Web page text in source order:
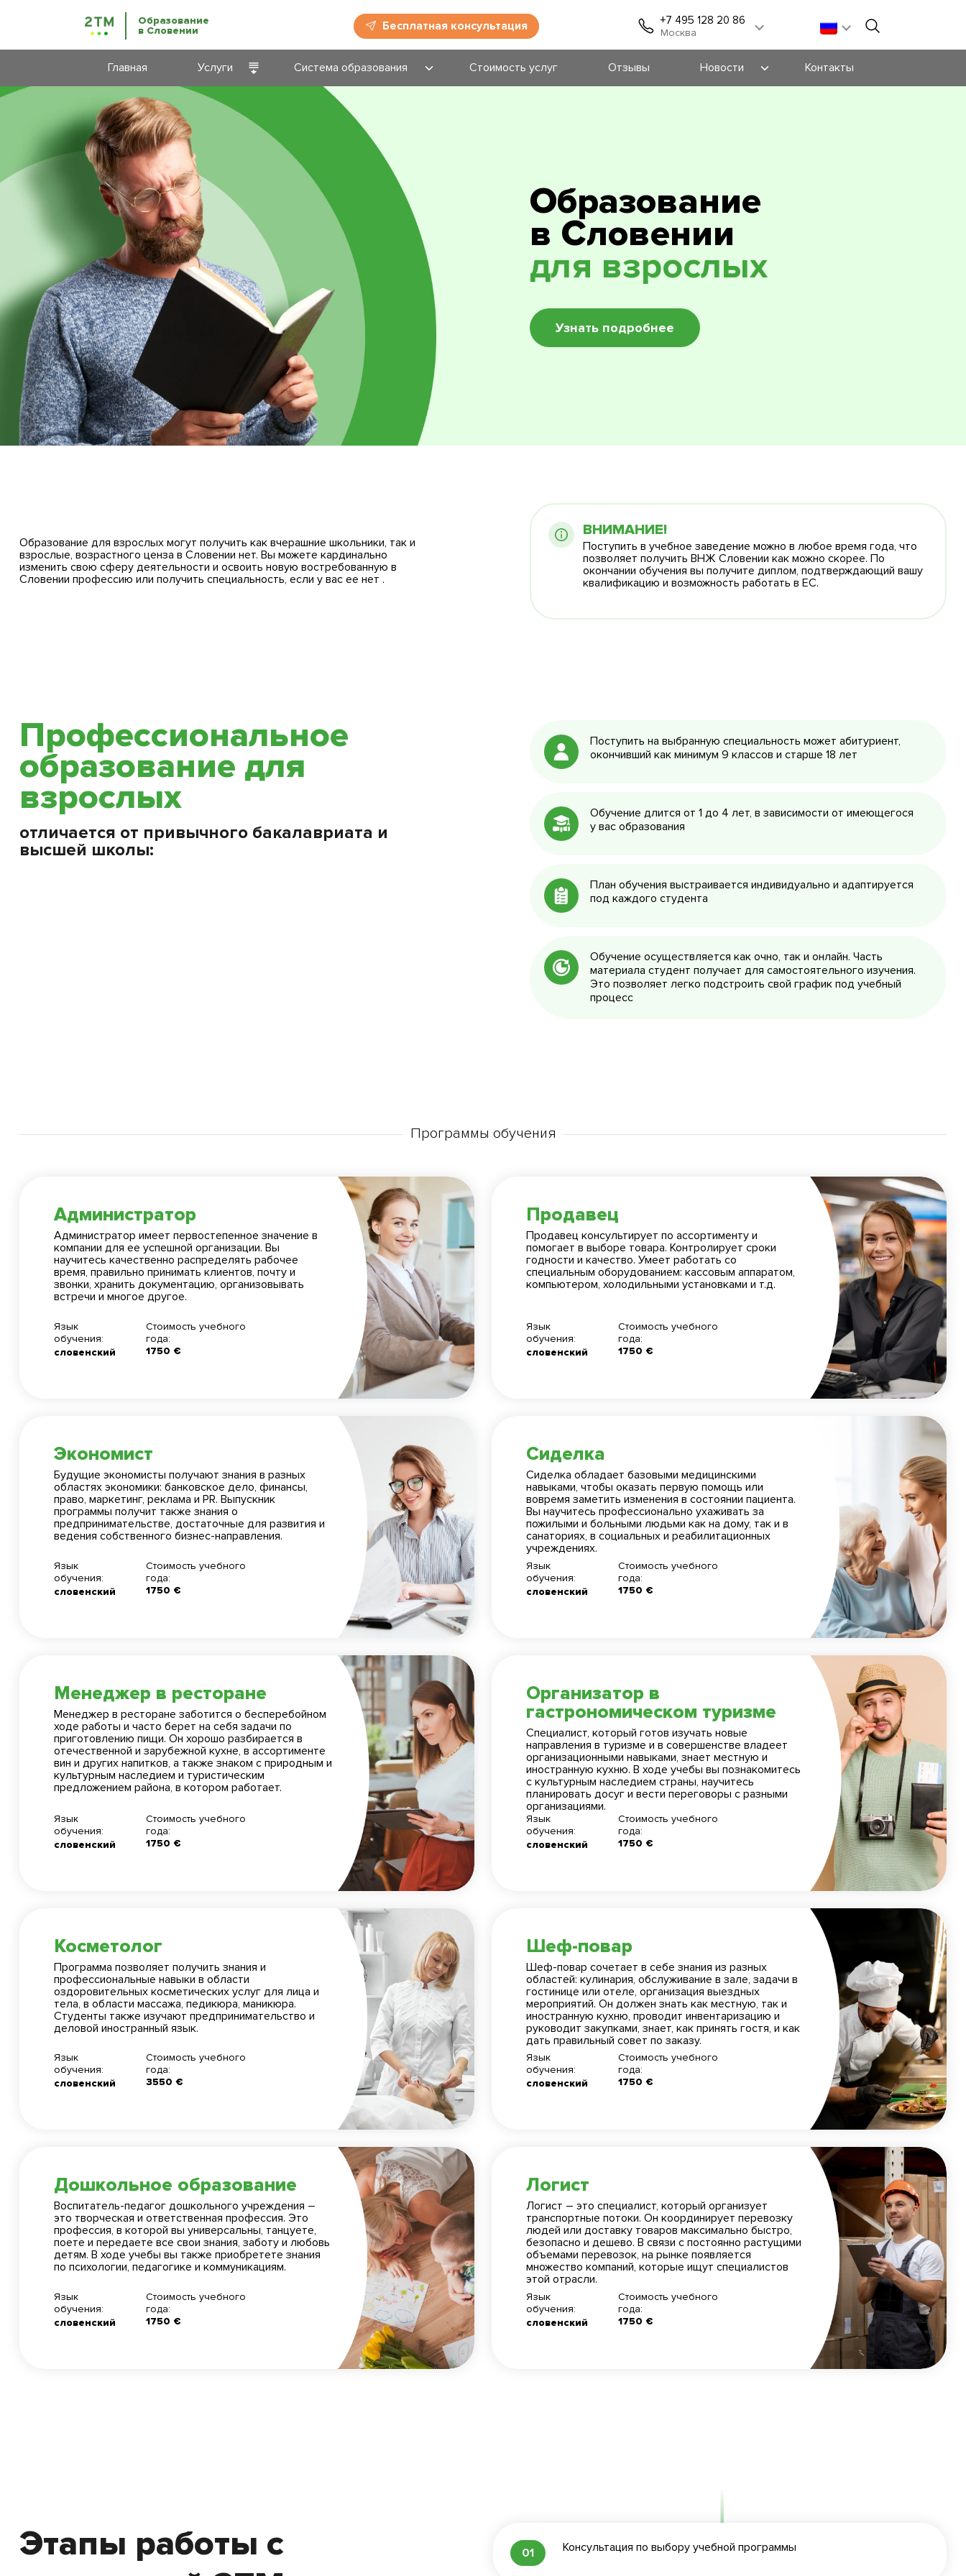
Образование
в Словении
Бесплатная консультация +7 495 128 20 86
Москва
Главная Услуги
Курсы
словенского
Образование
в Словении
ВНЖ
Словении
Бизнес-
иммиграция
Система образования
Сроки поступления
Высшее образование
Профессиональное
образование
Образование для
Образовательные
программы
Система образования
Стоимость услуг Отзывы Новости Контакты
Образование
в Словении
для взрослых
Узнать подробнее
Образование для взрослых могут получить как вчерашние школьники, так и
взрослые, возрастного ценза в Словении нет. Вы можете кардинально
изменить свою сферу деятельности и освоить новую востребованную в
Словении профессию или получить специальность, если у вас ее нет .
ВНИМАНИЕ!
Поступить в учебное заведение можно в любое время года, что
позволяет получить ВНЖ Словении как можно скорее. По
окончании обучения вы получите диплом, подтверждающий вашу
квалификацию и возможность работать в ЕС.
Профессиональное
образование для
взрослых
отличается от привычного бакалавриата и
высшей школы:
Поступить на выбранную специальность может абитуриент,
окончивший как минимум 9 классов и старше 18 лет
Обучение длится от 1 до 4 лет, в зависимости от имеющегося
у вас образования
План обучения выстраивается индивидуально и адаптируется
под каждого студента
Обучение осуществляется как очно, так и онлайн. Часть
материала студент получает для самостоятельного изучения.
Это позволяет легко подстроить свой график под учебный
процесс
Программы обучения
Администратор
Администратор имеет первостепенное значение в
компании для ее успешной организации. Вы
научитесь качественно распределять рабочее
время, правильно принимать клиентов, почту и
звонки, хранить документацию, организовывать
встречи и многое другое.
Язык
обучения:
словенский
Стоимость учебного
года:
1750 €
Продавец
Продавец консультирует по ассортименту и
помогает в выборе товара. Контролирует сроки
годности и качество. Умеет работать со
специальным оборудованием: кассовым аппаратом,
компьютером, холодильными установками и т.д.
Язык
обучения:
словенский
Стоимость учебного
года:
1750 €
Экономист
Будущие экономисты получают знания в разных
областях экономики: банковское дело, финансы,
право, маркетинг, реклама и PR. Выпускник
программы получит также знания о
предпринимательстве, достаточные для развития и
ведения собственного бизнес-направления.
Язык
обучения:
словенский
Стоимость учебного
года:
1750 €
Сиделка
Сиделка обладает базовыми медицинскими
навыками, чтобы оказать первую помощь или
вовремя заметить изменения в состоянии пациента.
Вы научитесь профессионально ухаживать за
пожилыми и больными людьми как на дому, так и в
санаториях, в социальных и реабилитационных
учреждениях.
Язык
обучения:
словенский
Стоимость учебного
года:
1750 €
Менеджер в ресторане
Менеджер в ресторане заботится о бесперебойном
ходе работы и часто берет на себя задачи по
приготовлению пищи. Он хорошо разбирается в
отечественной и зарубежной кухне, в ассортименте
вин и других напитков, а также знаком с природным и
культурным наследием и туристическим
предложением района, в котором работает.
Язык
обучения:
словенский
Стоимость учебного
года:
1750 €
Организатор в
гастрономическом туризме
Специалист, который готов изучать новые
направления в туризме и в совершенстве владеет
организационными навыками, знает местную и
иностранную кухню. В ходе учебы вы познакомитесь
с культурным наследием страны, научитесь
планировать досуг и вести переговоры с разными
организациями.
Язык
обучения:
словенский
Стоимость учебного
года:
1750 €
Косметолог
Программа позволяет получить знания и
профессиональные навыки в области
оздоровительных косметических услуг для лица и
тела, в области массажа, педикюра, маникюра.
Студенты также изучают предпринимательство и
деловой иностранный язык.
Язык
обучения:
словенский
Стоимость учебного
года:
3550 €
Шеф-повар
Шеф-повар сочетает в себе знания из разных
областей: кулинария, обслуживание в зале, задачи в
гостинице или отеле, организация выездных
мероприятий. Он должен знать как местную, так и
иностранную кухню, проводит инвентаризацию и
руководит закупками, знает, как принять гостя, и как
дать правильный совет по заказу.
Язык
обучения:
словенский
Стоимость учебного
года:
1750 €
Дошкольное образование
Воспитатель-педагог дошкольного учреждения –
это творческая и ответственная профессия. Это
профессия, в которой вы универсальны, танцуете,
поете и передаете все свои знания, заботу и любовь
детям. В ходе учебы вы также приобретете знания
по психологии, педагогике и коммуникациям.
Язык
обучения:
словенский
Стоимость учебного
года:
1750 €
Логист
Логист – это специалист, который организует
транспортные потоки. Он координирует перевозку
людей или доставку товаров максимально быстро,
безопасно и дешево. В связи с постоянно растущими
объемами перевозок, на рынке появляется
множество компаний, которые ищут специалистов
этой отрасли.
Язык
обучения:
словенский
Стоимость учебного
года:
1750 €
Этапы работы с
01 Консультация по выбору учебной программы
Записаться на консультацию
Я согласен(а) на обработку моих персональных данных
Я согласен(а) с условиями использования
Бесплатная консультация
Я согласен(а) на обработку моих персональных данных
Я согласен(а) с условиями использования